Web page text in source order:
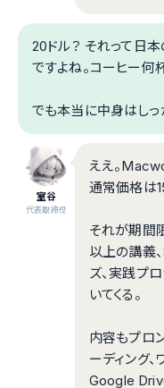
20ドル？ それって日
ですよね。コーヒー何
でも本当に中身はしっ
室谷
代表取締役
ええ。
通常価格は
それが期間
以上の講義
ズ、実践プ
いてくる。
内容もプロ
ーディング
Google